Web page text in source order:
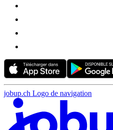
jobup.ch Logo de navigation